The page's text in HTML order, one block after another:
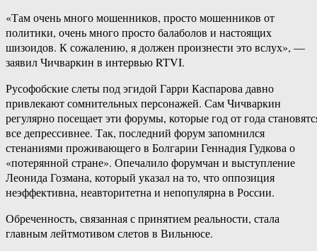
«Там очень много мошенников, просто мошенников от
политики, очень много просто балаболов и настоящих
шизоидов. К сожалению, я должен произнести это вслух», —
заявил Чичваркин в интервью RTVI.
Русофобские слеты под эгидой Гарри Каспарова давно
привлекают сомнительных персонажей. Сам Чичваркин
регулярно посещает эти форумы, которые год от года
все депрессивнее. Так, последний форум запомнился
стенаниями проживающего в Болгарии Геннадия Гудкова о
«потерянной стране». Опечалило форумчан и выступление
Леонида Гозмана, который указал на то, что оппозиция
неэффективна, неавторитетна и непопулярна в России.
Обреченность, связанная с принятием реальности, стала
главным лейтмотивом слетов в Вильнюсе.